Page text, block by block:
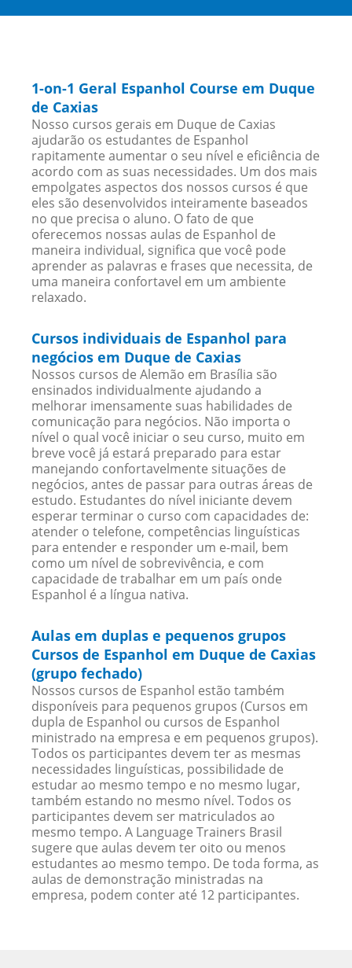
1-on-1 Geral Espanhol Course em Duque
de Caxias
Nosso cursos gerais em Duque de Caxias
ajudarão os estudantes de Espanhol
rapitamente aumentar o seu nível e eficiência de
acordo com as suas necessidades. Um dos mais
empolgates aspectos dos nossos cursos é que
eles são desenvolvidos inteiramente baseados
no que precisa o aluno. O fato de que
oferecemos nossas aulas de Espanhol de
maneira individual, significa que você pode
aprender as palavras e frases que necessita, de
uma maneira confortavel em um ambiente
relaxado.
Cursos individuais de Espanhol para
negócios em Duque de Caxias
Nossos cursos de Alemão em Brasília são
ensinados individualmente ajudando a
melhorar imensamente suas habilidades de
comunicação para negócios. Não importa o
nível o qual você iniciar o seu curso, muito em
breve você já estará preparado para estar
manejando confortavelmente situações de
negócios, antes de passar para outras áreas de
estudo. Estudantes do nível iniciante devem
esperar terminar o curso com capacidades de:
atender o telefone, competências linguísticas
para entender e responder um e-mail, bem
como um nível de sobrevivência, e com
capacidade de trabalhar em um país onde
Espanhol é a língua nativa.
Aulas em duplas e pequenos grupos
Cursos de Espanhol em Duque de Caxias
(grupo fechado)
Nossos cursos de Espanhol estão também
disponíveis para pequenos grupos (Cursos em
dupla de Espanhol ou cursos de Espanhol
ministrado na empresa e em pequenos grupos).
Todos os participantes devem ter as mesmas
necessidades linguísticas, possibilidade de
estudar ao mesmo tempo e no mesmo lugar,
também estando no mesmo nível. Todos os
participantes devem ser matriculados ao
mesmo tempo. A Language Trainers Brasil
sugere que aulas devem ter oito ou menos
estudantes ao mesmo tempo. De toda forma, as
aulas de demonstração ministradas na
empresa, podem conter até 12 participantes.